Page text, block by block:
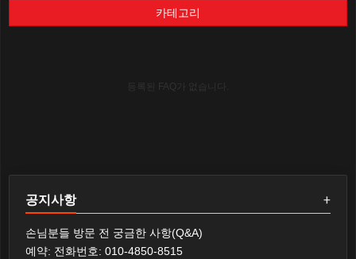
카테고리
등록된 FAQ가 없습니다.
+
공지사항
손님분들 방문 전 궁금한 사항(Q&A)
예약: 전화번호: 010-4850-8515